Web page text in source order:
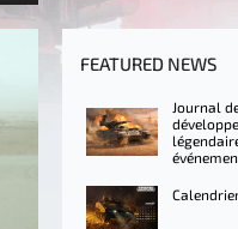
FEATURED NEWS
Journal